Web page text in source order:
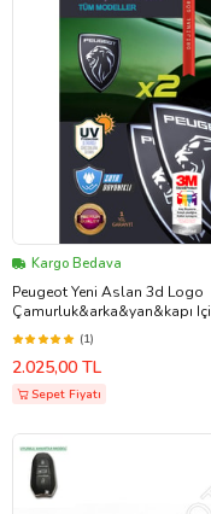
Kargo Bedava
Peugeot Yeni Aslan 3d Logo
Çamurluk&arka&yan&kapı Içi
(1)
2.025,00 TL
Sepet Fiyatı